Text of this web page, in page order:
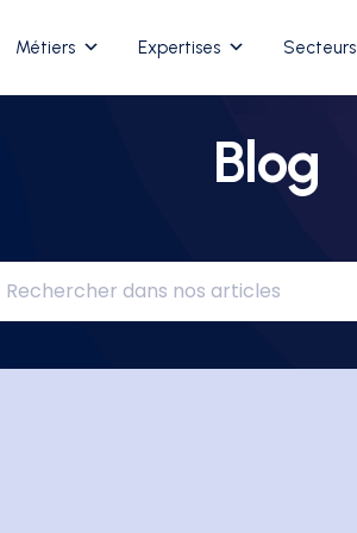
Secteurs
Expertises
Métiers
Blog